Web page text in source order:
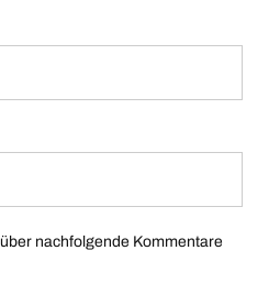
nachfolgende Kommentare